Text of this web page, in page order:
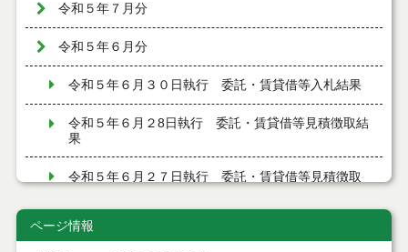
令和５年７月分
令和５年６月分
令和５年６月３０日執行 委託・賃貸借等入札結果
令和５年６月２8日執行 委託・賃貸借等見積徴取結
果
令和５年６月２７日執行 委託・賃貸借等見積徴取
令和５年６月２6日執行 委託・賃貸借等見積徴取結
果
ページ情報